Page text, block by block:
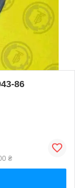
86
₴